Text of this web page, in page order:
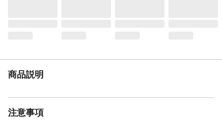
漏水の原因になりますので、上塗の前に縁
は、錆が発生していなければ、軽くサンデ
商品説明
注意事項